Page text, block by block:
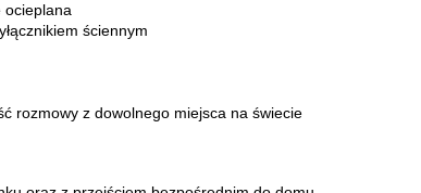
ocieplana
ściennym
rozmowy z dowolnego miejsca na świecie